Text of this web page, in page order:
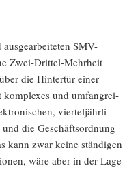
SMV-
Zwei-Drit­tel-Mehr­heit
die Hin­ter­tür einer
kom­ple­xes und umfang­rei­
vier­tel­jähr­li­
die Geschäfts­ord­nung
kann zwar kei­ne stän­di­gen
wäre aber in der Lage